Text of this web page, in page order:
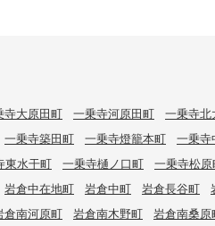
寺大原田町 一乗寺河原田町 一乗寺北
一乗寺築田町 一乗寺燈籠本町 一乗寺
東水干町 一乗寺樋ノ口町 一乗寺松原
岩倉中在地町 岩倉中町 岩倉長谷町
倉南河原町 岩倉南木野町 岩倉南桑原